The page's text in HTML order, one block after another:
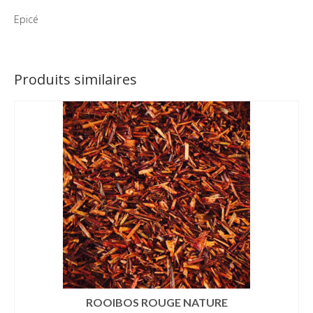
Epicé
Produits similaires
ROOIBOS ROUGE NATURE